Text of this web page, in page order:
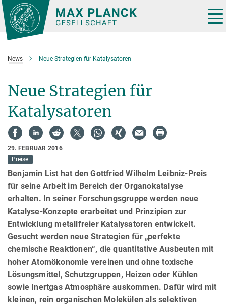
Hauptinhalt
News Neue Strategien für Katalysatoren
Neue Strategien für
Katalysatoren
29. FEBRUAR 2016
Preise
Benjamin List hat den Gottfried Wilhelm Leibniz-Preis
für seine Arbeit im Bereich der Organokatalyse
erhalten. In seiner Forschungsgruppe werden neue
Katalyse-Konzepte erarbeitet und Prinzipien zur
Entwicklung metallfreier Katalysatoren entwickelt.
Gesucht werden neue Strategien für „perfekte
chemische Reaktionen“, die quantitative Ausbeuten mit
hoher Atomökonomie vereinen und ohne toxische
Lösungsmittel, Schutzgruppen, Heizen oder Kühlen
sowie Inertgas Atmosphäre auskommen. Dafür wird mit
kleinen, rein organischen Molekülen als selektiven